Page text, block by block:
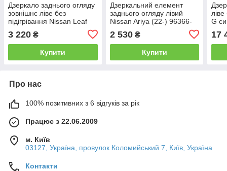
Дзеркало заднього огляду
зовнішнє ліве без
підігрівання Nissan Leaf
ZE0 / AZE0 (10-17) 96302-
3NA0A
3 220 ₴
Купити
Дзеркальний елемент
заднього огляду лівий
Nissan Ariya (22-) 96366-
2 530₴
Купити
G
17
Про нас
100% позитивних з 6 відгуків за рік
Працює з 22.06.2009
м. Київ
03127, Україна, провулок Коломийський 7, Київ, Україна
Контакти